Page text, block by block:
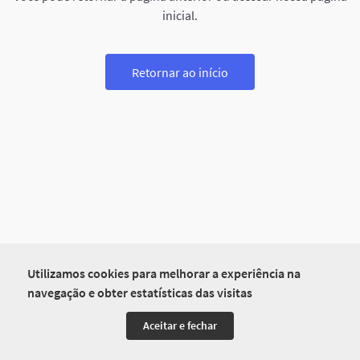
Utilizamos cookies para melhorar a experiência na
navegação e obter estatísticas das visitas
Aceitar e fechar
inicial.
Retornar ao início